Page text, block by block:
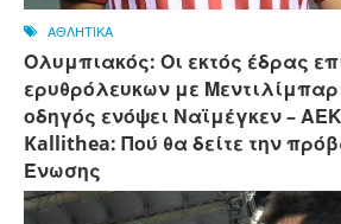
ΑΘΛΗΤΙΚΑ
Ολυμπιακός: Οι εκτός έδρας
ερυθρόλευκων με
οδηγός ενόψει Ναϊμέγκεν –
Kallithea: Πού θα δείτε την
Ένωσης